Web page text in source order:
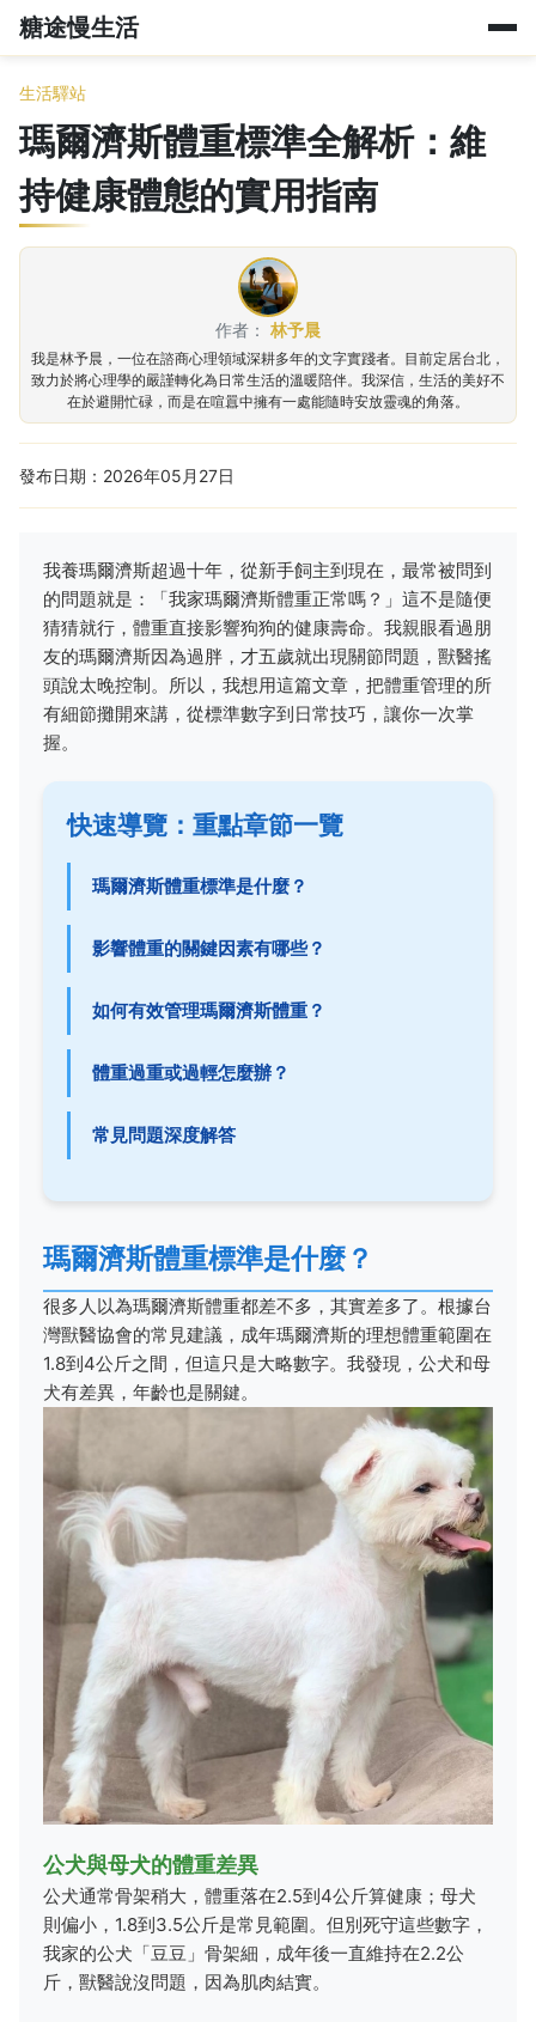
糖途慢生活
生活驛站
瑪爾濟斯體重標準全解析：維
持健康體態的實用指南
作者： 林予晨
我是林予晨，一位在諮商心理領域深耕多年的文字實踐者。目前定居台北，
致力於將心理學的嚴謹轉化為日常生活的溫暖陪伴。我深信，生活的美好不
在於避開忙碌，而是在喧囂中擁有一處能隨時安放靈魂的角落。
發布日期：2026年05月27日
我養瑪爾濟斯超過十年，從新手飼主到現在，最常被問到
的問題就是：「我家瑪爾濟斯體重正常嗎？」這不是隨便
猜猜就行，體重直接影響狗狗的健康壽命。我親眼看過朋
友的瑪爾濟斯因為過胖，才五歲就出現關節問題，獸醫搖
頭說太晚控制。所以，我想用這篇文章，把體重管理的所
有細節攤開來講，從標準數字到日常技巧，讓你一次掌
握。
快速導覽：重點章節一覽
瑪爾濟斯體重標準是什麼？
影響體重的關鍵因素有哪些？
如何有效管理瑪爾濟斯體重？
體重過重或過輕怎麼辦？
常見問題深度解答
瑪爾濟斯體重標準是什麼？
很多人以為瑪爾濟斯體重都差不多，其實差多了。根據台
灣獸醫協會的常見建議，成年瑪爾濟斯的理想體重範圍在
1.8到4公斤之間，但這只是大略數字。我發現，公犬和母
犬有差異，年齡也是關鍵。
公犬與母犬的體重差異
公犬通常骨架稍大，體重落在2.5到4公斤算健康；母犬
則偏小，1.8到3.5公斤是常見範圍。但別死守這些數字，
我家的公犬「豆豆」骨架細，成年後一直維持在2.2公
斤，獸醫說沒問題，因為肌肉結實。